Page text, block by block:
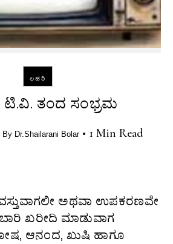
ಲಹರಿ
ತಂದ ಸಂಭ್ರಮ
By Dr.Shailarani Bolar • 1 Min Read
ಅಥವಾ ಉಪಕರಣವೇ
ಖರೀದಿ ಮಾಡುವಾಗ
ಆನಂದ, ಖುಷಿ ಹಾಗೂ